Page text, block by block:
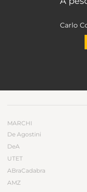
Carlo
MARCHI
De Agostini
DeA
UTET
ABraCadabra
AMZ